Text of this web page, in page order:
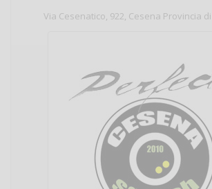
Via Cesenatico, 922, Cesena Provincia